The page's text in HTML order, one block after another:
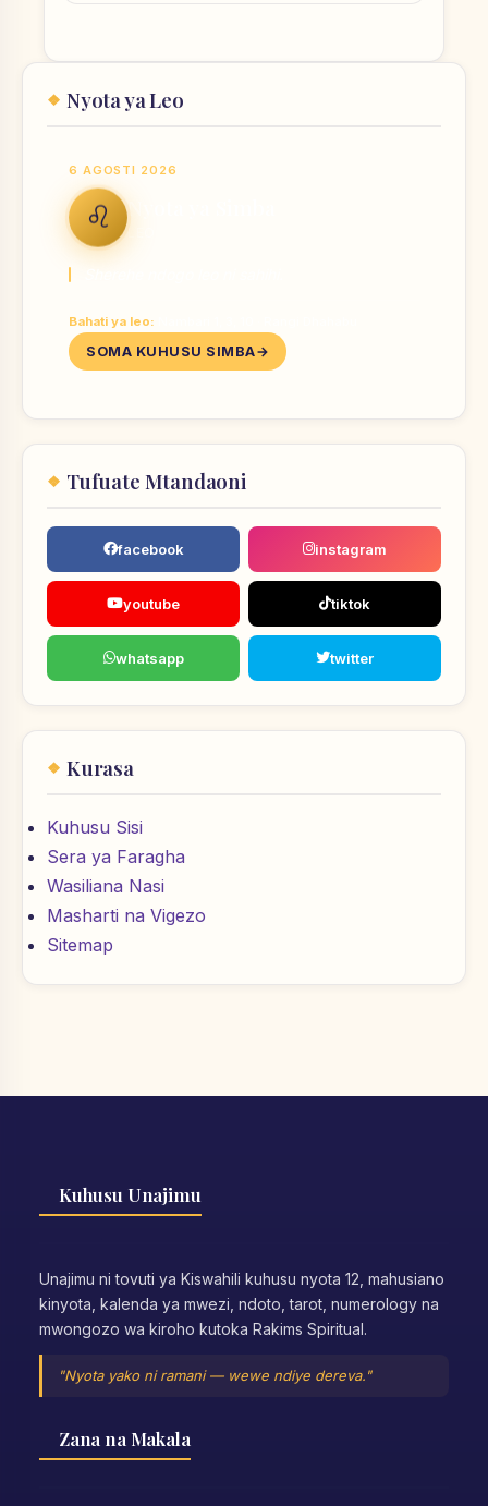
Nyota ya Leo
6 AGOSTI 2026
♌ Nyota ya Simba
LEO
Bahati ya leo:
SOMA KUHUSU SIMBA
Tufuate Mtandaoni
facebook instagram
youtube tiktok
whatsapp twitter
Kurasa
Kuhusu Sisi
Sera ya Faragha
Wasiliana Nasi
Masharti na Vigezo
Sitemap
Kuhusu Unajimu
Unajimu ni tovuti ya Kiswahili kuhusu nyota 12, mahusiano
kinyota, kalenda ya mwezi, ndoto, tarot, numerology na
mwongozo wa kiroho kutoka Rakims Spiritual.
"Nyota yako ni ramani — wewe ndiye dereva."
Zana na Makala